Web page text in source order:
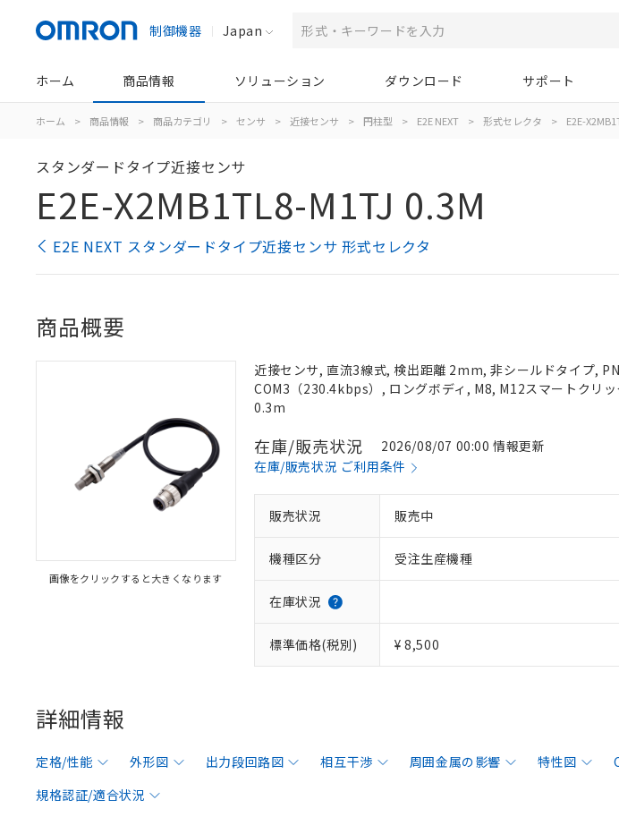
制御機器 Japan
ホーム 商品情報 ソリューション ダウンロード サポート
ホーム > 商品情報 > 商品カテゴリ > センサ > 近接センサ > 円柱型 > E2E NEXT > 形式セレクタ > E2E-
スタンダードタイプ近接センサ
E2E-X2MB1TL8-M1TJ 0.3M
E2E NEXT スタンダードタイプ近接センサ 形式セレクタ
商品概要
画像をクリックすると大きくなります
近接センサ, 直流3線式, 検出距離 2mm, 非シールドタイプ,
COM3（230.4kbps）, ロングボディ, M8, M12スマートクリ
0.3m
在庫/販売状況
2026/08/07 00:00 情報更新
在庫/販売状況 ご利用条件
販売状況 販売中
機種区分 受注生産機種
在庫状況
標準価格(税別) ¥ 8,500
詳細情報
定格/性能 外形図 出力段回路図 相互干渉 周囲金属の影響 特性図
規格認証/適合状況